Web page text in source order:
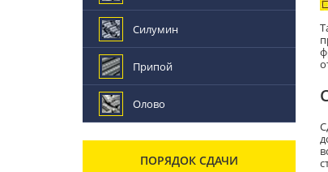
Силумин
Припой
Олово
ПОРЯДОК СДАЧИ